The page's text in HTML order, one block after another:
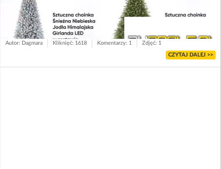
Autor: Dagmara Kliknięć: 1618 Komentarzy: 1 Zdjęć: 1
CZYTAJ DALEJ >>